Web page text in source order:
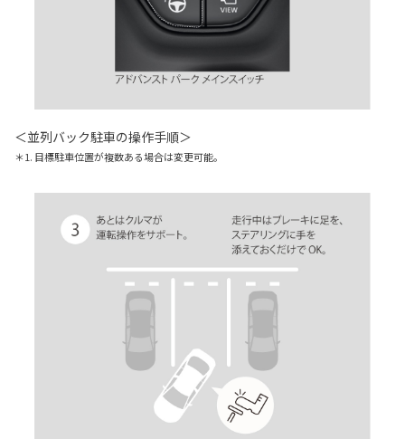
＜並列バック駐車の操作手順＞
＊1. 目標駐車位置が複数ある場合は変更可能。